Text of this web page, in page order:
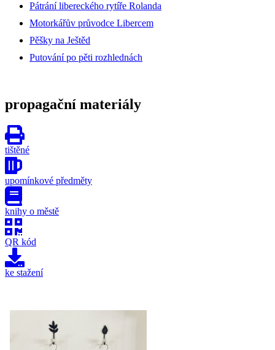
Pátrání libereckého rytíře Rolanda
Motorkářův průvodce Libercem
Pěšky na Ještěd
Putování po pěti rozhlednách
propagační materiály
tištěné
upomínkové předměty
knihy o městě
QR kód
ke stažení